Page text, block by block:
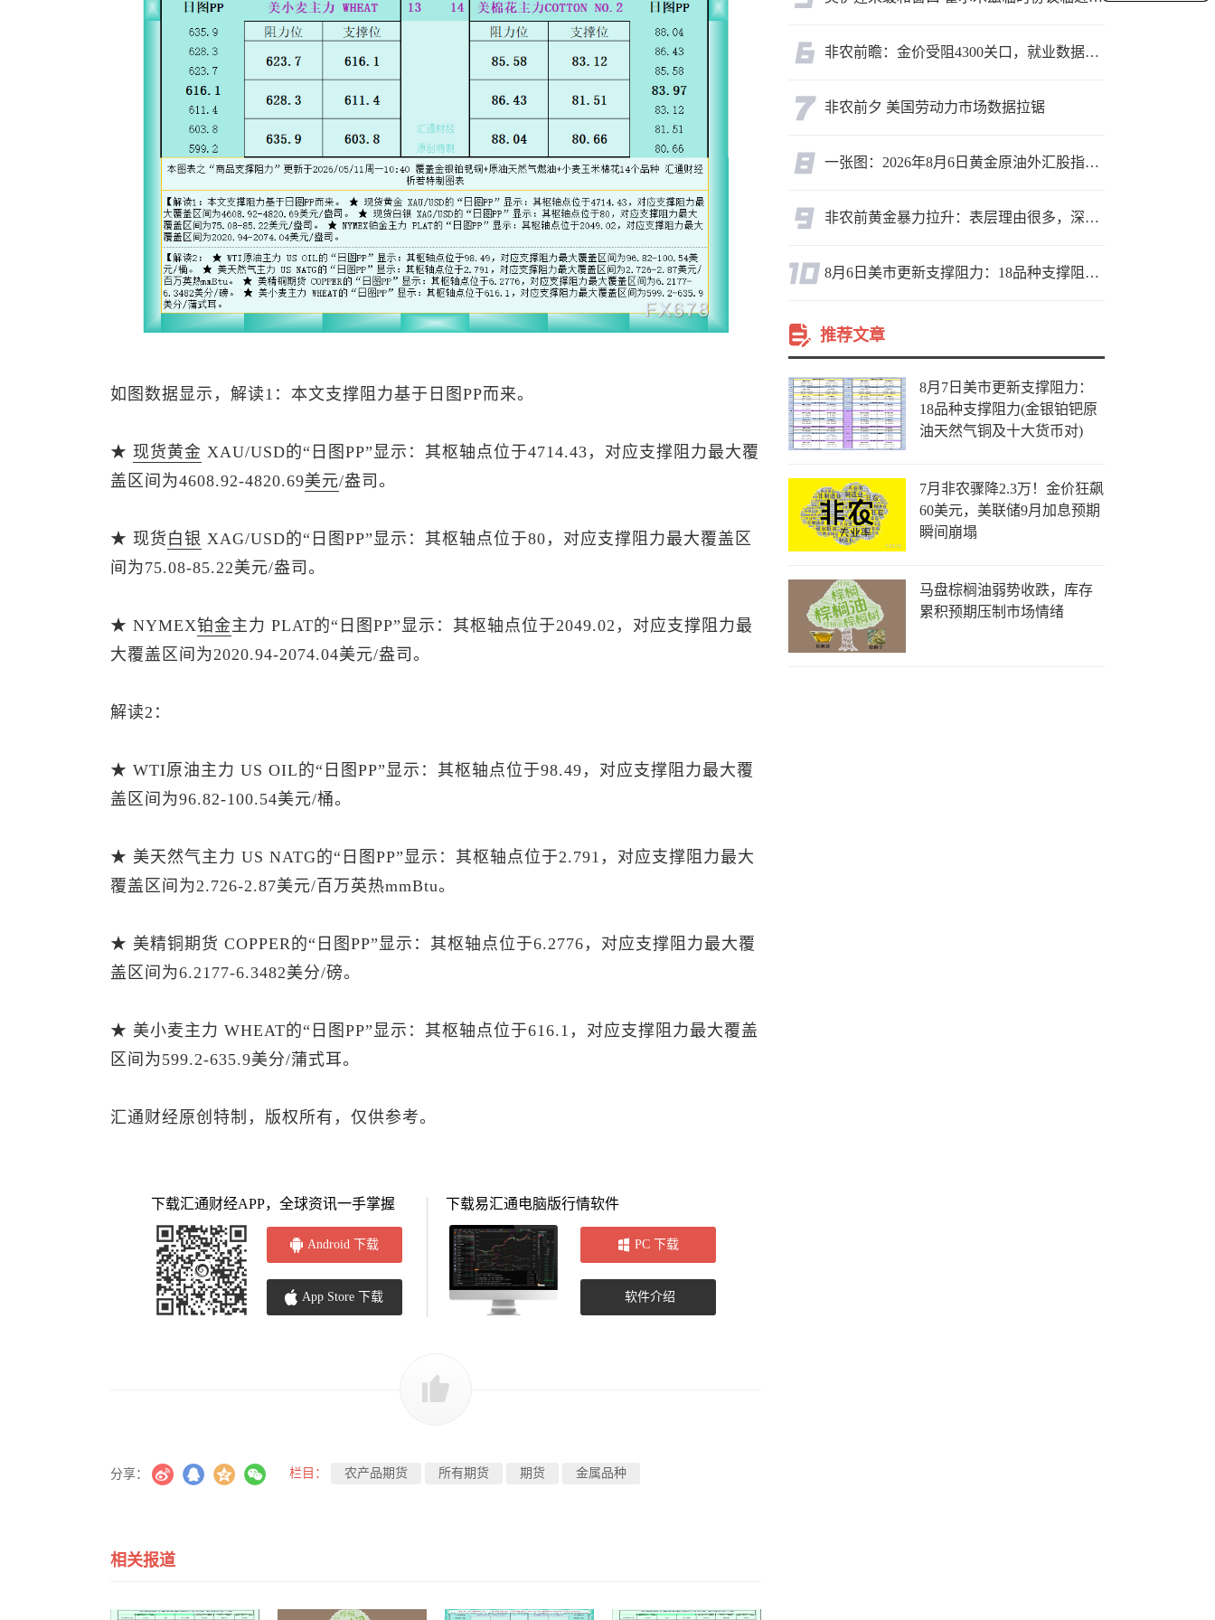
如图数据显示，解读1：本文支撑阻力基于日图PP而来。
★ 现货黄金 XAU/USD的“日图PP”显示：其枢轴点位于4714.43，对应支撑阻力最大覆
盖区间为4608.92-4820.69美元/盎司。
★ 现货 白银 XAG/USD的“日图PP”显示：其枢轴点位于80，对应支撑阻力最大覆盖区
间为75.08-85.22美元/盎司。
★ NYMEX铂金主力 PLAT的“日图PP”显示：其枢轴点位于2049.02，对应支撑阻力最
大覆盖区间为2020.94-2074.04美元/盎司。
解读2：
★ WTI原油主力 US OIL的“日图PP”显示：其枢轴点位于98.49，对应支撑阻力最大覆
盖区间为96.82-100.54美元/桶。
★ 美天然气主力 US NATG的“日图PP”显示：其枢轴点位于2.791，对应支撑阻力最大
覆盖区间为2.726-2.87美元/百万英热mmBtu。
★ 美精铜期货 COPPER的“日图PP”显示：其枢轴点位于6.2776，对应支撑阻力最大覆
盖区间为6.2177-6.3482美分/磅。
★ 美小麦主力 WHEAT的“日图PP”显示：其枢轴点位于616.1，对应支撑阻力最大覆盖
区间为599.2-635.9美分/蒲式耳。
汇通财经原创特制，版权所有，仅供参考。
下载汇通财经APP，全球资讯一手掌握
Android 下载
App Store 下载
下载易汇通电脑版行情软件
PC 下载
软件介绍
分享： 栏目： 农产品期货 所有期货 期货 金属品种
相关报道
非农前瞻：金价受阻4300关口，就业数据是“火上浇油”还是“釜底抽薪”？
非农前夕 美国劳动力市场数据拉锯
一张图：2026年8月6日黄金原油外汇股指“枢纽点+多空持仓信号”一览
非农前黄金暴力拉升：表层理由很多，深层逻辑却让人困惑
8月6日美市更新支撑阻力：18品种支撑阻力(金银铂钯原油天然气铜及十大货币对)
推荐文章
8月7日美市更新支撑阻力：
18品种支撑阻力(金银铂钯原
油天然气铜及十大货币对)
7月非农骤降2.3万！金价狂飙
60美元，美联储9月加息预期
瞬间崩塌
马盘棕榈油弱势收跌，库存
累积预期压制市场情绪